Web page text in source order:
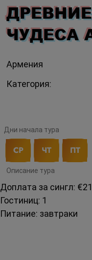
ЧУДЕСА
Армения
Категория:
Дни начала тура
СР ЧТ ПТ
Описание тура
Доплата за сингл:
Гостиниц: 1
Питание: завтраки